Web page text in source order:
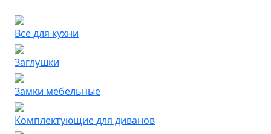
Всё для кухни
Заглушки
Замки мебельные
Комплектующие для диванов